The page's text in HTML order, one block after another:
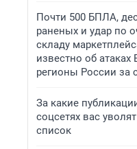
Почти 500 БПЛА,
раненых и удар по
складу
известно об атаках
регионы России за
За какие
соцсетях вас
список